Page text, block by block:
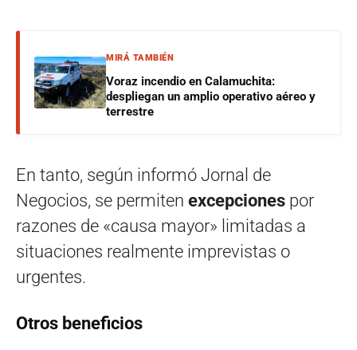
MIRÁ TAMBIÉN
Voraz incendio en Calamuchita:
despliegan un amplio operativo aéreo y
terrestre
En tanto, según informó Jornal de
Negocios, se permiten excepciones por
razones de «causa mayor» limitadas a
situaciones realmente imprevistas o
urgentes.
Otros beneficios